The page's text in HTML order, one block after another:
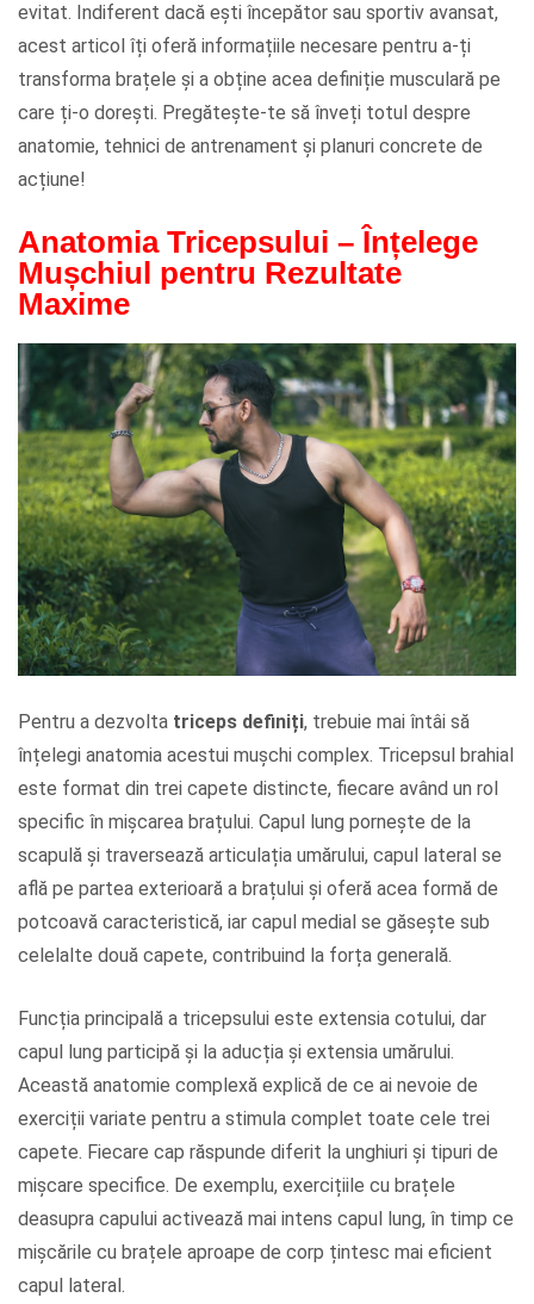
evitat. Indiferent dacă ești începător sau sportiv avansat,
acest articol îți oferă informațiile necesare pentru a-ți
transforma brațele și a obține acea definiție musculară pe
care ți-o dorești. Pregătește-te să înveți totul despre
anatomie, tehnici de antrenament și planuri concrete de
acțiune!
Anatomia Tricepsului – Înțelege
Mușchiul pentru Rezultate
Maxime
Pentru a dezvolta triceps definiți, trebuie mai întâi să
înțelegi anatomia acestui mușchi complex. Tricepsul brahial
este format din trei capete distincte, fiecare având un rol
specific în mișcarea brațului. Capul lung pornește de la
scapulă și traversează articulația umărului, capul lateral se
află pe partea exterioară a brațului și oferă acea formă de
potcoavă caracteristică, iar capul medial se găsește sub
celelalte două capete, contribuind la forța generală.
Funcția principală a tricepsului este extensia cotului, dar
capul lung participă și la aducția și extensia umărului.
Această anatomie complexă explică de ce ai nevoie de
exerciții variate pentru a stimula complet toate cele trei
capete. Fiecare cap răspunde diferit la unghiuri și tipuri de
mișcare specifice. De exemplu, exercițiile cu brațele
deasupra capului activează mai intens capul lung, în timp ce
mișcările cu brațele aproape de corp țintesc mai eficient
capul lateral.